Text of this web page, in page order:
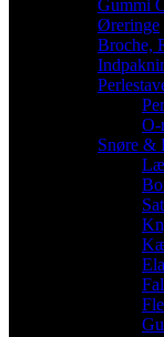
Gummi
Øreringe
Broche,
O-
Snøre &